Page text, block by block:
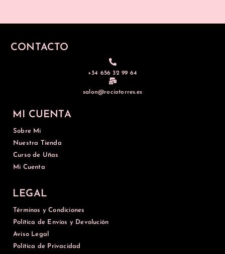
CONTACTO
+34 656 32 99 64
salon@rociotorres.es
MI CUENTA
Sobre Mi
Nuestra Tienda
Curso de Uñas
Mi Cuenta
LEGAL
Términos y Condiciones
Política de Envíos y Devolución
Aviso Legal
Política de Privacidad